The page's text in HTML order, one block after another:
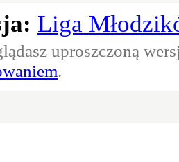
Liga
uproszczoną
.